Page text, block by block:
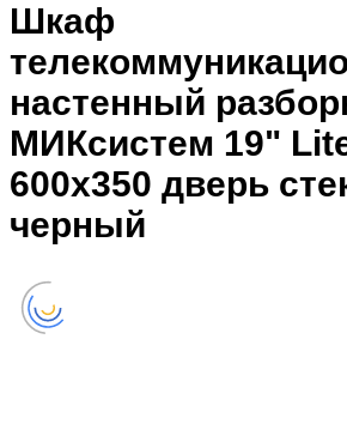
Шкаф
настенный
МИКсистем 19"
600x350 дверь
черный